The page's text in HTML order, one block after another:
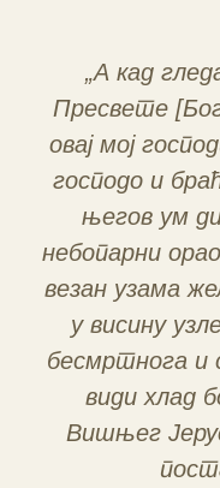
„А кад
Пресвете
овај мој
господо и
његов ум
небопарни
везан узама
у висину
бесмртнога и
види хлад
Вишњег